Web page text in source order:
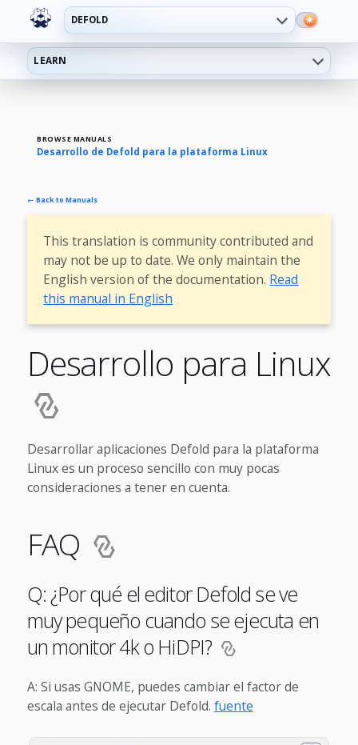
DEFOLD
LEARN
BROWSE MANUALS
Desarrollo de Defold para la plataforma Linux
← Back to Manuals
This translation is community contributed and
may not be up to date. We only maintain the
English version of the documentation. Read
this manual in English
Desarrollo para Linux
Desarrollar aplicaciones Defold para la plataforma
Linux es un proceso sencillo con muy pocas
consideraciones a tener en cuenta.
FAQ
Q: ¿Por qué el editor Defold se ve
muy pequeño cuando se ejecuta en
un monitor 4k o HiDPI?
A: Si usas GNOME, puedes cambiar el factor de
escala antes de ejecutar Defold. fuente